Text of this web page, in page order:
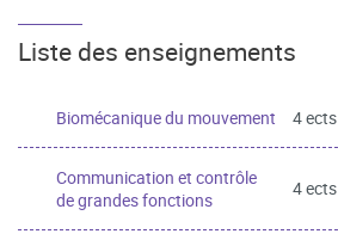
Liste des enseignements
Biomécanique du mouvement 4 ects
Communication et contrôle
de grandes fonctions
4 ects